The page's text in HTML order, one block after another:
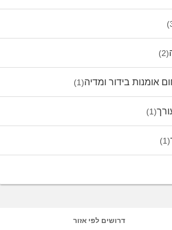
(2)
אומנות בידור ומדיה(1)
(1)
(1)
דרושים לפי אזור